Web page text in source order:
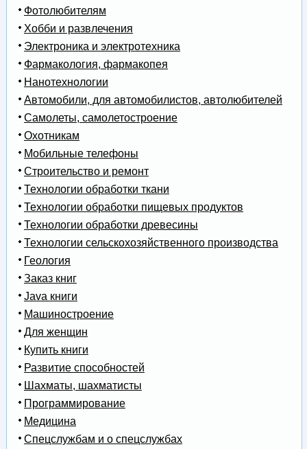
Фотолюбителям
Хобби и развлечения
Электроника и электротехника
Фармакология, фармакопея
Нанотехнологии
Автомобили, для автомобилистов, автолюбителей
Самолеты, самолетостроение
Охотникам
Мобильные телефоны
Строительство и ремонт
Технологии обработки ткани
Технологии обработки пищевых продуктов
Технологии обработки древесины
Технологии сельскохозяйственного производства
Геология
Заказ книг
Java книги
Машиностроение
Для женщин
Купить книги
Развитие способностей
Шахматы, шахматисты
Программирование
Медицина
Спецслужбам и о спецслужбах